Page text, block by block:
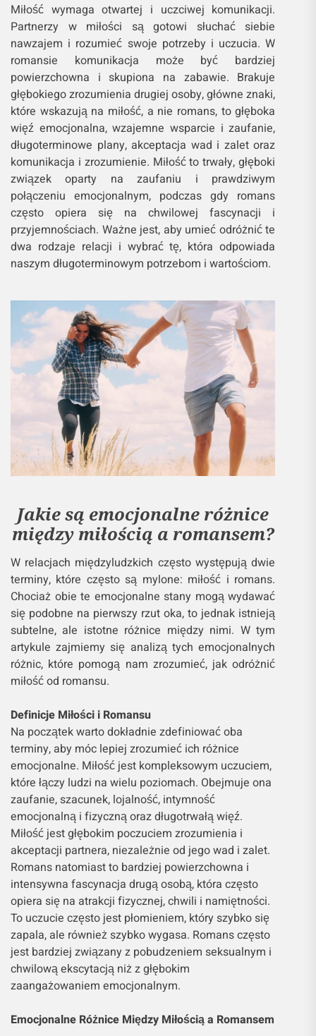
Miłość wymaga otwartej i uczciwej komunikacji.
Partnerzy w miłości są gotowi słuchać siebie
nawzajem i rozumieć swoje potrzeby i uczucia. W
romansie komunikacja może być bardziej
powierzchowna i skupiona na zabawie. Brakuje
głębokiego zrozumienia drugiej osoby, główne znaki,
które wskazują na miłość, a nie romans, to głęboka
więź emocjonalna, wzajemne wsparcie i zaufanie,
długoterminowe plany, akceptacja wad i zalet oraz
komunikacja i zrozumienie. Miłość to trwały, głęboki
związek oparty na zaufaniu i prawdziwym
połączeniu emocjonalnym, podczas gdy romans
często opiera się na chwilowej fascynacji i
przyjemnościach. Ważne jest, aby umieć odróżnić te
dwa rodzaje relacji i wybrać tę, która odpowiada
naszym długoterminowym potrzebom i wartościom.
Jakie są emocjonalne różnice
między miłością a romansem?
W relacjach międzyludzkich często występują dwie
terminy, które często są mylone: miłość i romans.
Chociaż obie te emocjonalne stany mogą wydawać
się podobne na pierwszy rzut oka, to jednak istnieją
subtelne, ale istotne różnice między nimi. W tym
artykule zajmiemy się analizą tych emocjonalnych
różnic, które pomogą nam zrozumieć, jak odróżnić
miłość od romansu.
Definicje Miłości i Romansu
Na początek warto dokładnie zdefiniować oba
terminy, aby móc lepiej zrozumieć ich różnice
emocjonalne. Miłość jest kompleksowym uczuciem,
które łączy ludzi na wielu poziomach. Obejmuje ona
zaufanie, szacunek, lojalność, intymność
emocjonalną i fizyczną oraz długotrwałą więź.
Miłość jest głębokim poczuciem zrozumienia i
akceptacji partnera, niezależnie od jego wad i zalet.
Romans natomiast to bardziej powierzchowna i
intensywna fascynacja drugą osobą, która często
opiera się na atrakcji fizycznej, chwili i namiętności.
To uczucie często jest płomieniem, który szybko się
zapala, ale również szybko wygasa. Romans często
jest bardziej związany z pobudzeniem seksualnym i
chwilową ekscytacją niż z głębokim
zaangażowaniem emocjonalnym.
Emocjonalne Różnice Między Miłością a Romansem